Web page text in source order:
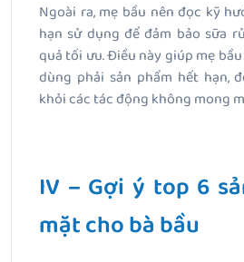
Ngoài ra, mẹ bầu nên đọc kỹ
hạn sử dụng để đảm bảo sữa
quả tối ưu. Điều này giúp mẹ
dùng phải sản phẩm hết hạn,
khỏi các tác động không mong
IV – Gợi ý top 6
mặt cho bà bầu